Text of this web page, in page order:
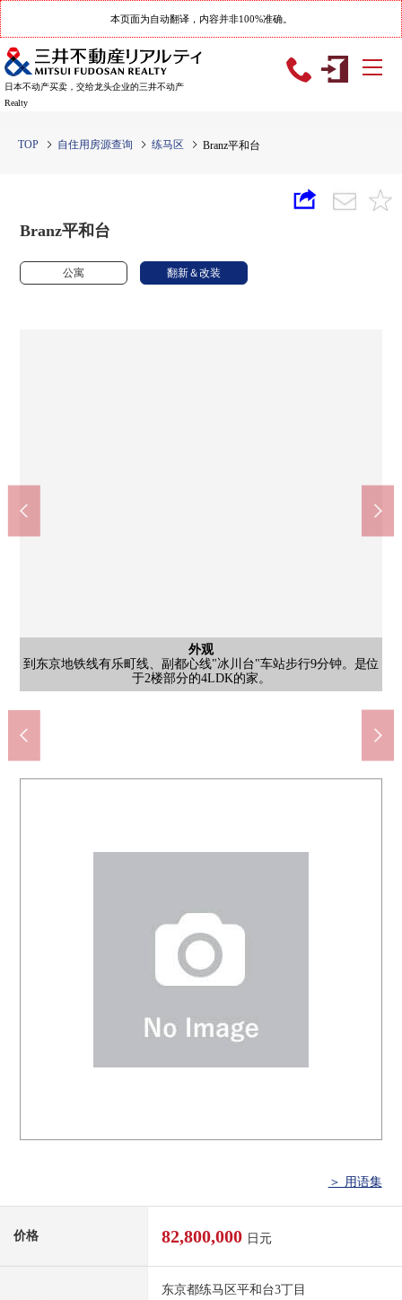
本页面为自动翻译，内容并非100%准确。
日本不动产买卖，交给龙头企业的三井不动产
Realty
TOP 自住用房源查询 练马区 Branz平和台
Branz平和台
公寓 翻新＆改装
外观
到东京地铁线有乐町线、副都心线"冰川台"车站步行9分钟。是位
于2楼部分的4LDK的家。
外观
是11月築，株式会社东急不动产开发并分售的地上9层的Mansion
2006年。交通便捷，并且生活便利设施切身相同的魅力是某一个
位置。
外观
是2026年8月装修翻新完毕计划。请房源详细的咨询方式或者申请
资料随便命令。
入口
是把居民的回来温暖地在优雅接来的入口。
入口
客餐厅部分有地板暖气。在冷的季节，热从脚下均一地全体房
间。
入口
用亮的气氛是宽敞的大厅入口。超市有切身关系，并且是在便利
性之前的位置。
入口
入口的入口有防盗门，安全面也放心。入口门能确认外面的样子
是从全什么作为玻璃。
入口
可以货物收据的智能快递柜被在共用部甚至不在时设置。
停车场
在用地里有停车场。※尚余的空位状况，确认总是是必要的。
东京Metro有乐町、副都心线冰川台站(约680m)
东京地铁线有乐町线、副都心线"平和台"车站(出口2)(约940m)
约克市场练马平和台商店(约650m)
峰会商店冰川台站前店(约800m)
LIFE冰川台商店(约900m)
Mybasket冰川台站北店(约550m)
共MODI饭田冰川台商店(约720m)
＞ 用语集
价格 82,800,000 日元
东京都练马区平和台3丁目